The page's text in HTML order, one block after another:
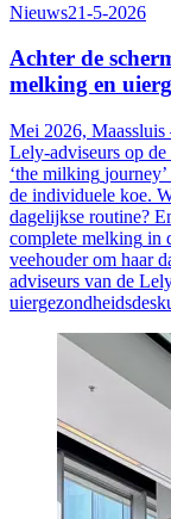
Nieuws21-5-2026
Achter de
melking en
Mei 2026, Maassluis
Lely-adviseurs op
‘the milking journey
de individuele koe.
dagelijkse routine?
complete melking in
veehouder om haar
adviseurs van de